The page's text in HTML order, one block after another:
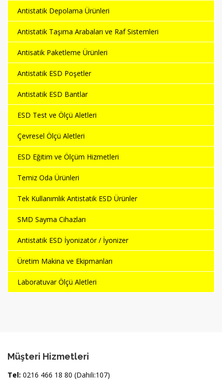
Antistatik Depolama Ürünleri
Antistatik Taşıma Arabaları ve Raf Sistemleri
Antisatik Paketleme Ürünleri
Antistatik ESD Poşetler
Antistatik ESD Bantlar
ESD Test ve Ölçü Aletleri
Çevresel Ölçü Aletleri
ESD Eğitim ve Ölçüm Hizmetleri
Temiz Oda Ürünleri
Tek Kullanımlık Antistatik ESD Ürünler
SMD Sayma Cihazları
Antistatik ESD İyonizatör / İyonizer
Üretim Makina ve Ekipmanları
Laboratuvar Ölçü Aletleri
Müşteri Hizmetleri
Tel: 0216 466 18 80 (Dahili:107)